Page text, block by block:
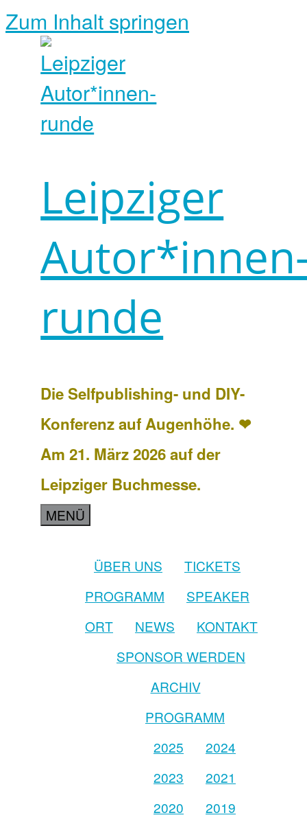
Zum Inhalt springen
Leipziger
runde
Die Selfpublishing- und DIY-
Konferenz auf Augenhöhe. ❤
Am 21. März 2026 auf der
Leipziger Buchmesse.
MENÜ
ÜBER UNS
TICKETS
PROGRAMM
SPEAKER
ORT
NEWS
KONTAKT
SPONSOR WERDEN
ARCHIV
PROGRAMM
2025
2024
2023
2021
2020
2019